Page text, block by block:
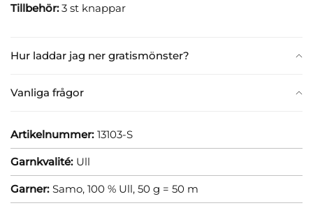
Hur laddar jag ner gratismönster?
Vanliga frågor
Tillbehör:3 st knappar
Artikelnummer: 13103-S
Garnkvalité: Ull
Garner: Samo, 100 % Ull, 50 g = 50 m